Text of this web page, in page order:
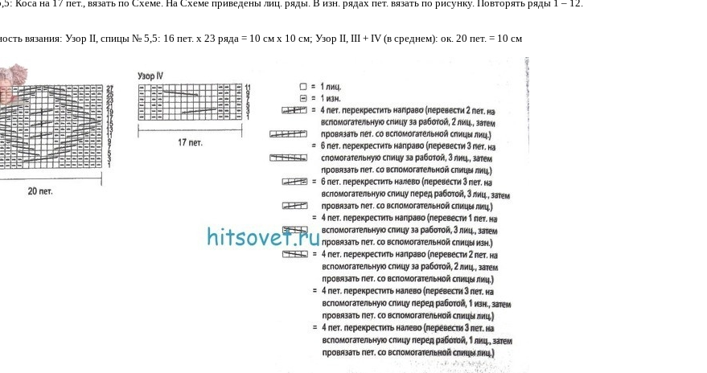
Коса на 17 пет., вязать по Схеме. На Схеме приведены лиц. ряды. В изн. рядах пет. вязать по рисунку. Повторять ряды 1 – 12.
вязания: Узор II, спицы № 5,5: 16 пет. х 23 ряда = 10 см х 10 см; Узор II, III + IV (в среднем): ок. 20 пет. = 10 см